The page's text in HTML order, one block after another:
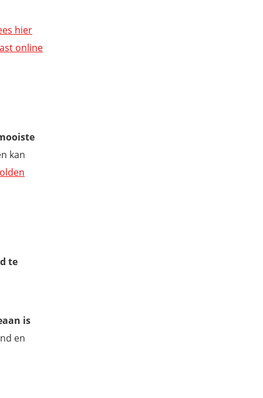
hier
online
kan
te
is
en